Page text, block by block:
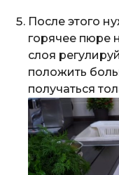
После этого
горячее пюре
слоя
положить
получаться